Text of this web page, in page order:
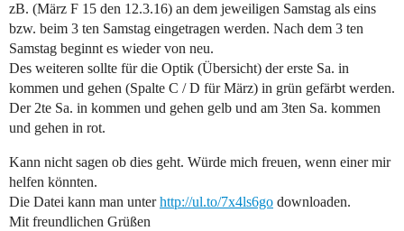
zB. (März F 15 den 12.3.16) an dem jeweiligen Samstag als eins
bzw. beim 3 ten Samstag eingetragen werden. Nach dem 3 ten
Samstag beginnt es wieder von neu.
Des weiteren sollte für die Optik (Übersicht) der erste Sa. in
kommen und gehen (Spalte C / D für März) in grün gefärbt werden.
Der 2te Sa. in kommen und gehen gelb und am 3ten Sa. kommen
und gehen in rot.
Kann nicht sagen ob dies geht. Würde mich freuen, wenn einer mir
helfen könnten.
Die Datei kann man unterhttp://ul.to/7x4ls6go downloaden.
Mit freundlichen Grüßen